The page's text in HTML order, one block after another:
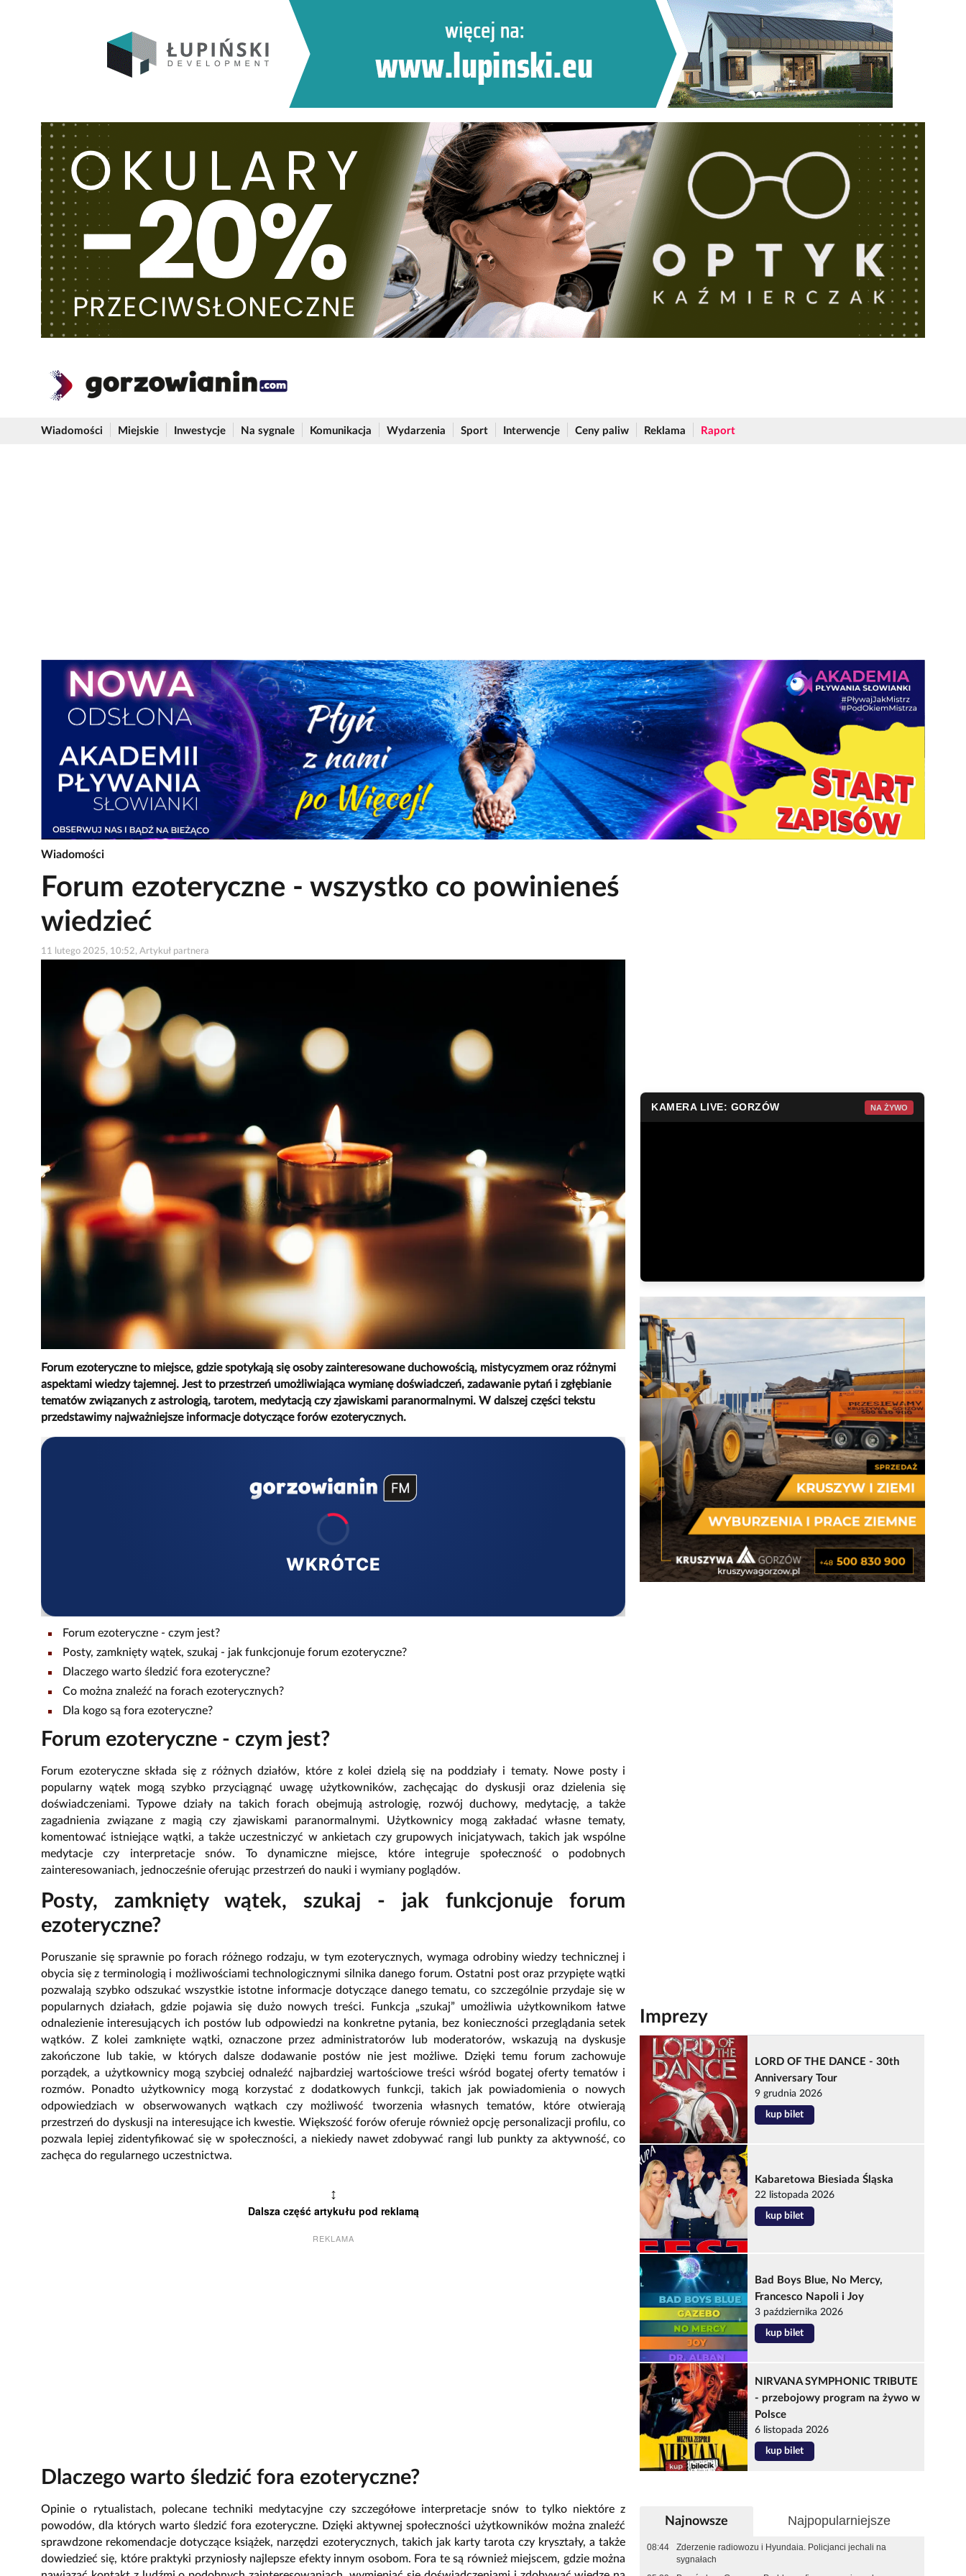
Wiadomości Miejskie Inwestycje Na sygnale Komunikacja Wydarzenia Sport Interwencje Ceny paliw Reklama Raport
Wiadomości
Forum ezoteryczne - wszystko co powinieneś
wiedzieć
11 lutego 2025, 10:52, Artykuł partnera
Forum ezoteryczne to miejsce, gdzie spotykają się osoby zainteresowane duchowością, mistycyzmem oraz różnymi
aspektami wiedzy tajemnej. Jest to przestrzeń umożliwiająca wymianę doświadczeń, zadawanie pytań i zgłębianie
tematów związanych z astrologią, tarotem, medytacją czy zjawiskami paranormalnymi. W dalszej części tekstu
przedstawimy najważniejsze informacje dotyczące forów ezoterycznych.
WKRÓTCE
Forum ezoteryczne - czym jest?
Posty, zamknięty wątek, szukaj - jak funkcjonuje forum ezoteryczne?
Dlaczego warto śledzić fora ezoteryczne?
Co można znaleźć na forach ezoterycznych?
Dla kogo są fora ezoteryczne?
Forum ezoteryczne - czym jest?
Forum ezoteryczne składa się z różnych działów, które z kolei dzielą się na poddziały i tematy. Nowe posty i
popularny wątek mogą szybko przyciągnąć uwagę użytkowników, zachęcając do dyskusji oraz dzielenia się
doświadczeniami. Typowe działy na takich forach obejmują astrologię, rozwój duchowy, medytację, a także
zagadnienia związane z magią czy zjawiskami paranormalnymi. Użytkownicy mogą zakładać własne tematy,
komentować istniejące wątki, a także uczestniczyć w ankietach czy grupowych inicjatywach, takich jak wspólne
medytacje czy interpretacje snów. To dynamiczne miejsce, które integruje społeczność o podobnych
zainteresowaniach, jednocześnie oferując przestrzeń do nauki i wymiany poglądów.
Posty, zamknięty wątek, szukaj - jak funkcjonuje forum
ezoteryczne?
Poruszanie się sprawnie po forach różnego rodzaju, w tym ezoterycznych, wymaga odrobiny wiedzy technicznej i
obycia się z terminologią i możliwościami technologicznymi silnika danego forum. Ostatni post oraz przypięte wątki
pozwalają szybko odszukać wszystkie istotne informacje dotyczące danego tematu, co szczególnie przydaje się w
popularnych działach, gdzie pojawia się dużo nowych treści. Funkcja „szukaj” umożliwia użytkownikom łatwe
odnalezienie interesujących ich postów lub odpowiedzi na konkretne pytania, bez konieczności przeglądania setek
wątków. Z kolei zamknięte wątki, oznaczone przez administratorów lub moderatorów, wskazują na dyskusje
zakończone lub takie, w których dalsze dodawanie postów nie jest możliwe. Dzięki temu forum zachowuje
porządek, a użytkownicy mogą szybciej odnaleźć najbardziej wartościowe treści wśród bogatej oferty tematów i
rozmów. Ponadto użytkownicy mogą korzystać z dodatkowych funkcji, takich jak powiadomienia o nowych
odpowiedziach w obserwowanych wątkach czy możliwość tworzenia własnych tematów, które otwierają
przestrzeń do dyskusji na interesujące ich kwestie. Większość forów oferuje również opcję personalizacji profilu, co
pozwala lepiej zidentyfikować się w społeczności, a niekiedy nawet zdobywać rangi lub punkty za aktywność, co
zachęca do regularnego uczestnictwa.
↕
Dalsza część artykułu pod reklamą
REKLAMA
Dlaczego warto śledzić fora ezoteryczne?
Opinie o rytualistach, polecane techniki medytacyjne czy szczegółowe interpretacje snów to tylko niektóre z
powodów, dla których warto śledzić fora ezoteryczne. Dzięki aktywnej społeczności użytkowników można znaleźć
sprawdzone rekomendacje dotyczące książek, narzędzi ezoterycznych, takich jak karty tarota czy kryształy, a także
dowiedzieć się, które praktyki przyniosły najlepsze efekty innym osobom. Fora te są również miejscem, gdzie można
KAMERA LIVE: GORZÓW NA ŻYWO
Imprezy
LORD OF THE DANCE - 30th
Anniversary Tour
9 grudnia 2026
kup bilet
Kabaretowa Biesiada Śląska
22 listopada 2026
kup bilet
Bad Boys Blue, No Mercy,
Francesco Napoli i Joy
3 października 2026
kup bilet
NIRVANA SYMPHONIC TRIBUTE
- przebojowy program na żywo w
Polsce
6 listopada 2026
kup bilet
Najnowsze Najpopularniejsze
08:44
Zderzenie radiowozu i Hyundaia. Policjanci jechali na
sygnałach